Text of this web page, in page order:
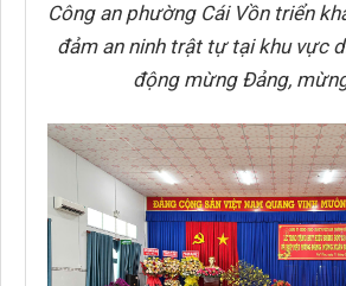
Công an phường Cái Vồn triển
đảm an ninh trật tự tại khu vực
động mừng Đảng,